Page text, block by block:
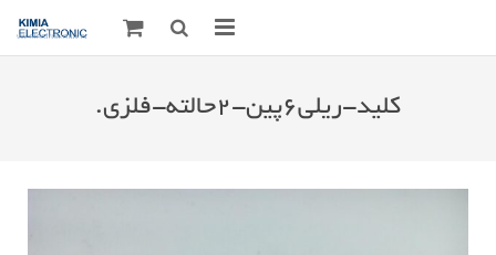
کلید-ریلی۶پین-۲حالته-فلزی.